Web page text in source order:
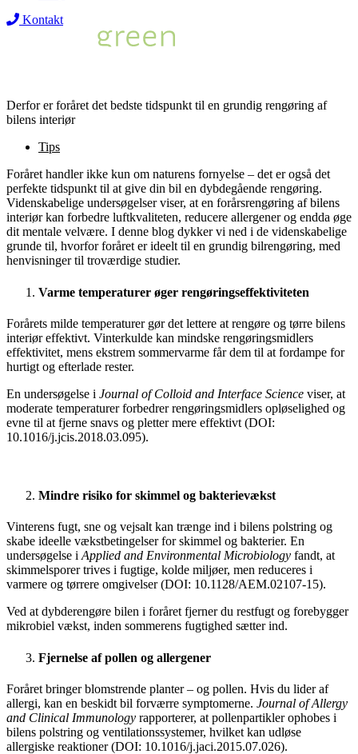
Kontakt
Derfor er foråret det bedste tidspunkt til en grundig rengøring af
bilens interiør
Tips
Foråret handler ikke kun om naturens fornyelse – det er også det
perfekte tidspunkt til at give din bil en dybdegående rengøring.
Videnskabelige undersøgelser viser, at en forårsrengøring af bilens
interiør kan forbedre luftkvaliteten, reducere allergener og endda øge
dit mentale velvære. I denne blog dykker vi ned i de videnskabelige
grunde til, hvorfor foråret er ideelt til en grundig bilrengøring, med
henvisninger til troværdige studier.
Varme temperaturer øger rengøringseffektiviteten
Forårets milde temperaturer gør det lettere at rengøre og tørre bilens
interiør effektivt. Vinterkulde kan mindske rengøringsmidlers
effektivitet, mens ekstrem sommervarme får dem til at fordampe for
hurtigt og efterlade rester.
En undersøgelse i Journal of Colloid and Interface Science viser, at
moderate temperaturer forbedrer rengøringsmidlers opløselighed og
evne til at fjerne snavs og pletter mere effektivt (DOI:
10.1016/j.jcis.2018.03.095).
Mindre risiko for skimmel og bakterievækst
Vinterens fugt, sne og vejsalt kan trænge ind i bilens polstring og
skabe ideelle vækstbetingelser for skimmel og bakterier. En
undersøgelse i Applied and Environmental Microbiology fandt, at
skimmelsporer trives i fugtige, kolde miljøer, men reduceres i
varmere og tørrere omgivelser (DOI: 10.1128/AEM.02107-15).
Ved at dybderengøre bilen i foråret fjerner du restfugt og forebygger
mikrobiel vækst, inden sommerens fugtighed sætter ind.
Fjernelse af pollen og allergener
Foråret bringer blomstrende planter – og pollen. Hvis du lider af
allergi, kan en beskidt bil forværre symptomerne. Journal of Allergy
and Clinical Immunology rapporterer, at pollenpartikler ophobes i
bilens polstring og ventilationssystemer, hvilket kan udløse
allergiske reaktioner (DOI: 10.1016/j.jaci.2015.07.026).